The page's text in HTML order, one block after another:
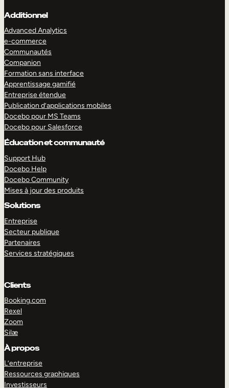
Additionnel
Advanced Analytics
e-commerce
Communautés
Companion
Formation sans interface
Apprentissage gamifié
Entreprise étendue
Publication d’applications mobiles
Docebo pour MS Teams
Docebo pour Salesforce
Éducation et communauté
Support Hub
Docebo Help
Docebo Community
Mises à jour des produits
Solutions
Entreprise
Secteur publique
Partenaires
Services stratégiques
Clients
Booking.com
Rexel
Zoom
Silæ
À propos
L’entreprise
Ressources graphiques
Investisseurs